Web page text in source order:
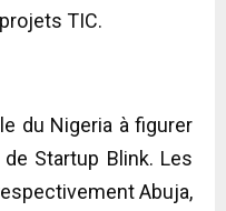
TIC.
du Nigeria à figurer
Startup Blink. Les
Abuja,